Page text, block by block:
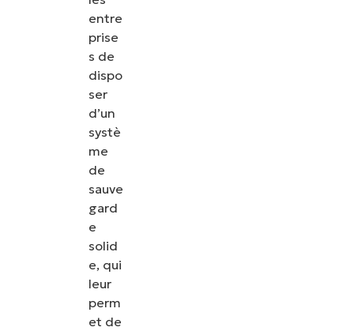
entre
prise
s de
dispo
ser
d’un
systè
me
de
sauve
gard
e
solid
e, qui
leur
perm
et de